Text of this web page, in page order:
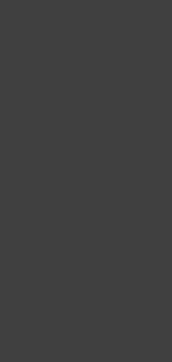
ser naturlig
- huden känns
ser fylligare
produkten blandas
-